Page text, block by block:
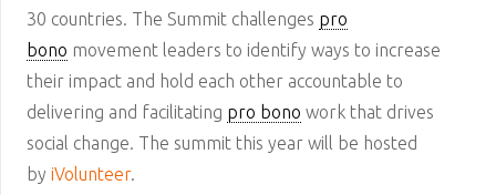
30 countries. The Summit challenges pro
bono movement leaders to identify ways to increase
their impact and hold each other accountable to
delivering and facilitating pro bono work that drives
social change. The summit this year will be hosted
by iVolunteer.